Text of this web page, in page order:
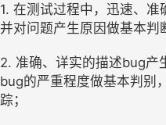
1. 在测试过程中，迅速、准
并对问题产生原因做基本判
2. 准确、详实的描述bug产
bug的严重程度做基本判别
踪；